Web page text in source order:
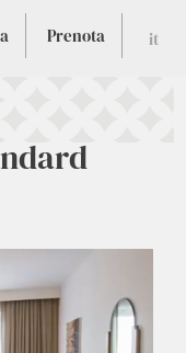
Prenota it